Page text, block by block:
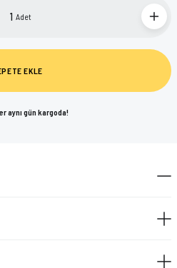
Adet
EKLE
aynı gün kargoda!